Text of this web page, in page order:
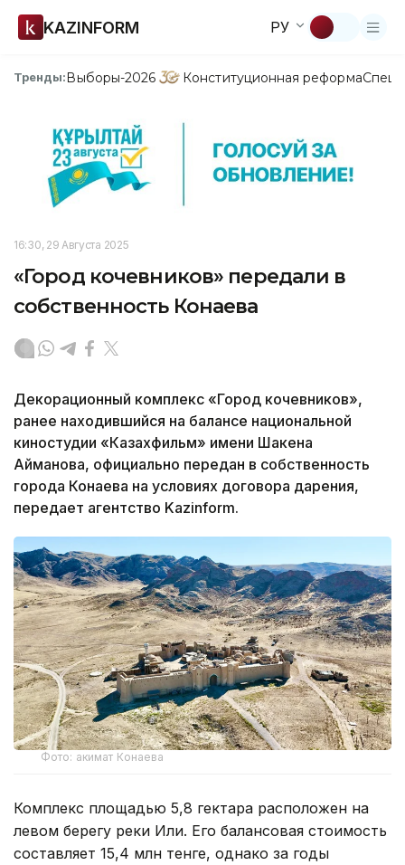
KAZINFORM РУ
Тренды:Выборы-2026 Конституционная реформа
16:30, 29 Августа 2025
«Город кочевников» передали в
собственность Конаева
Декорационный комплекс «Город кочевников»,
ранее находившийся на балансе национальной
киностудии «Казахфильм» имени Шакена
Айманова, официально передан в собственность
города Конаева на условиях договора дарения,
передает агентство Kazinform.
Фото: акимат Конаева
Комплекс площадью 5,8 гектара расположен на
левом берегу реки Или. Его балансовая стоимость
составляет 15,4 млн тенге, однако за годы